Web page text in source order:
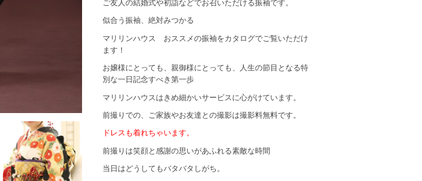
ご友人の結婚式や初詣などでお召いただける振袖です。
似合う振袖、絶対みつかる
マリリンハウス おススメの振袖をカタログでご覧いただけ
ます！
お嬢様にとっても、親御様にとっても、人生の節目となる特
別な一日記念すべき第一歩
マリリンハウスはきめ細かいサービスに心がけています。
前撮りでの、ご家族やお友達との撮影は撮影料無料です。
ドレスも着れちゃいます。
前撮りは笑顔と感謝の思いがあふれる素敵な時間
当日はどうしてもバタバタしがち。